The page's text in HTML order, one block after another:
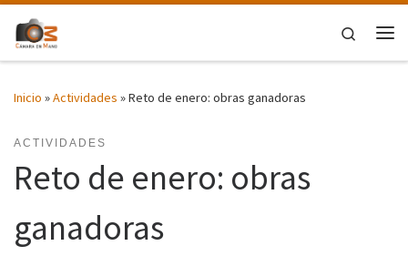
Saltar al contenido
Search
Inicio »Actividades »Reto de enero: obras ganadoras
ACTIVIDADES
Reto de enero: obras
ganadoras